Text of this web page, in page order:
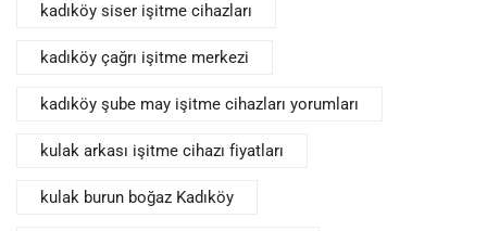
kadıköy siser işitme cihazları
kadıköy çağrı işitme merkezi
kadıköy şube may işitme cihazları yorumları
kulak arkası işitme cihazı fiyatları
kulak burun boğaz Kadıköy